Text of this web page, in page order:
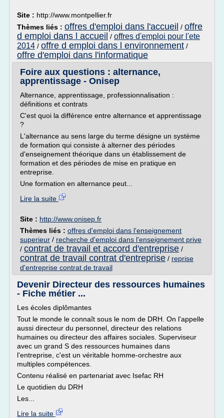
Site : http://www.montpellier.fr
Thèmes liés : offres d'emploi dans l'accueil / offre
d emploi dans l accueil / offres d'emploi pour l'ete
2014 / offre d emploi dans l environnement /
offre d'emploi dans l'informatique
Foire aux questions : alternance,
apprentissage - Onisep
Alternance, apprentissage, professionnalisation :
définitions et contrats
C'est quoi la différence entre alternance et apprentissage
?
L'alternance au sens large du terme désigne un système
de formation qui consiste à alterner des périodes
d'enseignement théorique dans un établissement de
formation et des périodes de mise en pratique en
entreprise.
Une formation en alternance peut...
Lire la suite
Site : http://www.onisep.fr
Thèmes liés : offres d'emploi dans l'enseignement
superieur / recherche d'emploi dans l'enseignement prive
/ contrat de travail et accord d'entreprise /
contrat de travail contrat d'entreprise / reprise
d'entreprise contrat de travail
Devenir Directeur des ressources humaines
- Fiche métier ...
Les écoles diplômantes
Tout le monde le connaît sous le nom de DRH. On l'appelle
aussi directeur du personnel, directeur des relations
humaines ou directeur des affaires sociales. Superviseur
avec un grand S des ressources humaines dans
l'entreprise, c'est un véritable homme-orchestre aux
multiples compétences.
Contenu réalisé en partenariat avec Isefac RH
Le quotidien du DRH
Les...
Lire la suite